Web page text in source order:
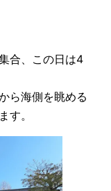
合、この日は4
ら海側を眺める
す。